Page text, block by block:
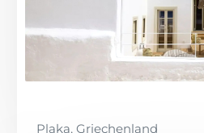
Plaka, Griechenland